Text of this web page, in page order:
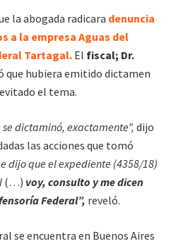
la abogada radicara denuncia
a la empresa Aguas del
Tartagal. El fiscal; Dr.
que hubiera emitido dictamen
el tema.
dictaminó, exactamente”, dijo
las acciones que tomó
dijo que el expediente (4358/18)
(…) voy, consulto y me dicen
Federal”, reveló.
se encuentra en Buenos Aires